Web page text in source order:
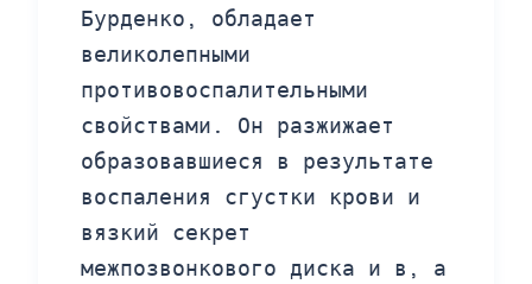
Бурденко, обладает
великолепными
противовоспалительными
свойствами. Он разжижает
образовавшиеся в результате
воспаления сгустки крови и
вязкий секрет
межпозвонкового диска и в, а